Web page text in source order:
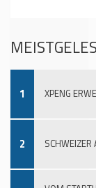
1 XPENG
2 SCHWEIZER